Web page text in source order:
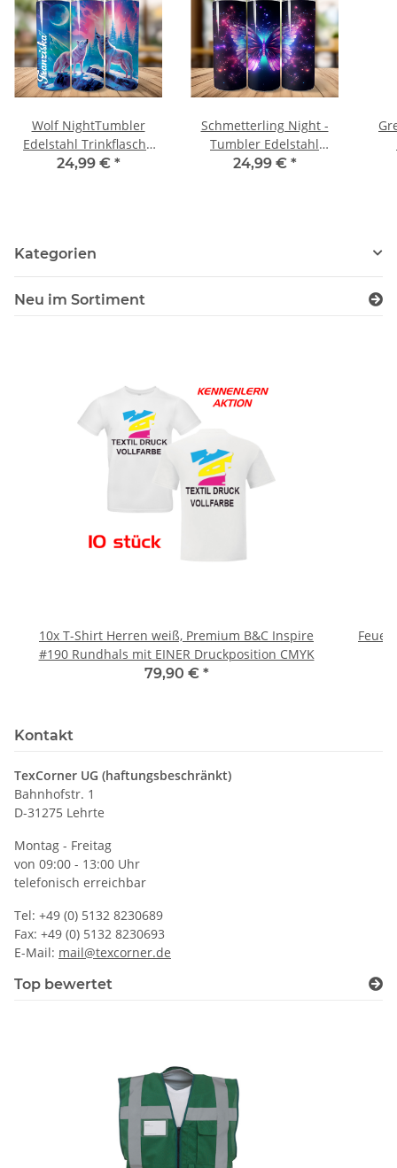
Wolf NightTumbler
Edelstahl Trinkflasche
XXL mit Wunschnamen
24,99 € *
Schmetterling Night -
Tumbler Edelstahl
Trinkflasche
24,99 € *
Kategorien
Neu im Sortiment
10x T-Shirt Herren weiß, Premium B&C Inspire
#190 Rundhals mit EINER Druckposition CMYK
79,90 € *
Kontakt
TexCorner UG (haftungsbeschränkt)
Bahnhofstr. 1
D-31275 Lehrte
Montag - Freitag
von 09:00 - 13:00 Uhr
telefonisch erreichbar
Tel: +49 (0) 5132 8230689
Fax: +49 (0) 5132 8230693
E-Mail: mail@texcorner.de
Top bewertet